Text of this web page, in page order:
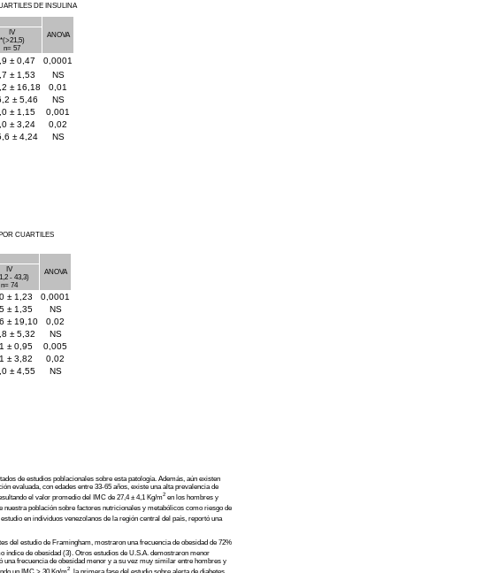
DE INSULINA
ANOVA
IV
*(>21,5)
n= 57
± 0,47
0,0001
± 1,53
NS
± 16,18
0,01
± 5,46
NS
± 1,15
0,001
± 3,24
0,02
± 4,24 NS
CUARTILES
ANOVA
IV
- 43,3)
n= 74
± 1,23
0,0001
± 1,35
NS
± 19,10
0,02
± 5,32
NS
± 0,95
0,005
± 3,82
0,02
± 4,55 NS
de estudios poblacionales sobre esta patología. Además, aún existen
evaluada, con edades entre 33-65 años, existe una alta prevalencia de
el valor promedio del IMC de 27,4 ± 4,1 Kg/m2 en los hombres y
población sobre factores nutricionales y metabólicos como riesgo de
en individuos venezolanos de la región central del país, reportó una
del estudio de Framingham, mostraron una frecuencia de obesidad de 72%
índice de obesidad (3). Otros estudios de U.S.A. demostraron menor
frecuencia de obesidad menor y a su vez muy similar entre hombres y
un IMC > 30 Kg/m2 , la primera fase del estudio sobre alerta de diabetes